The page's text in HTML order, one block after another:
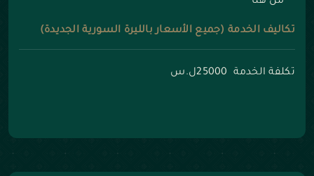
تكاليف الخدمة (جميع الأسعار بالليرة السورية الجديدة)
تكلفة الخدمة 25000ل.س